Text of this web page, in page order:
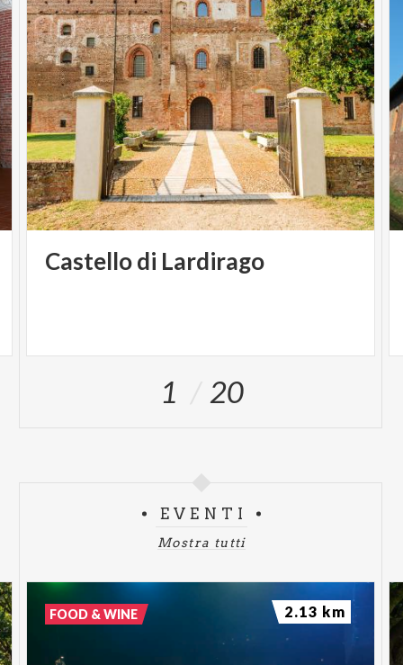
Castellodi Lardirago
1 20
EVENTI
Mostra tutti
FOOD & WINE 2.13 km